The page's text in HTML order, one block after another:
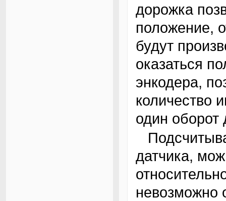
дорожка
положение,
будут
оказаться
энкодера,
количество
один оборот
Подсчитывая количество импульсов от
датчика,
невозможно